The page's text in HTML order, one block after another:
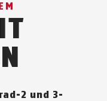
2 und 3-